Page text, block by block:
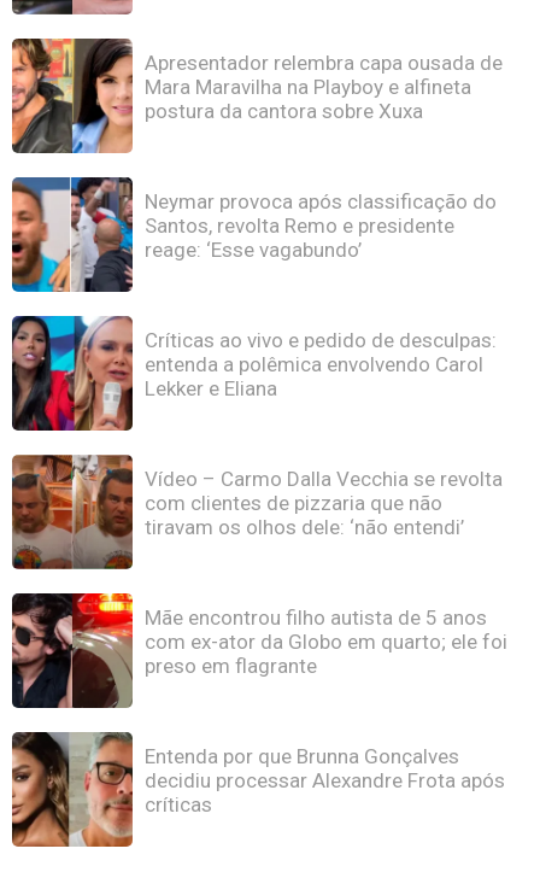
Apresentador relembra capa ousada de
Mara Maravilha na Playboy e alfineta
postura da cantora sobre Xuxa
Neymar provoca após classificação do
Santos, revolta Remo e presidente
reage: ‘Esse vagabundo’
Críticas ao vivo e pedido de desculpas:
entenda a polêmica envolvendo Carol
Lekker e Eliana
Vídeo – Carmo Dalla Vecchia se revolta
com clientes de pizzaria que não
tiravam os olhos dele: ‘não entendi’
Mãe encontrou filho autista de 5 anos
com ex-ator da Globo em quarto; ele foi
preso em flagrante
Entenda por que Brunna Gonçalves
decidiu processar Alexandre Frota após
críticas